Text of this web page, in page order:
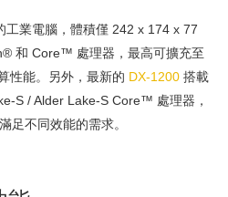
工業電腦，體積僅 242 x 174 x 77
和 Core™ 處理器，最高可擴充至
性能。另外，最新的 DX-1200 搭載
S / Alder Lake-S Core™ 處理器，
足不同效能的需求。